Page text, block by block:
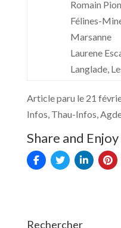
Romain
Félines-
Marsanne
Laurene
Langlade,
Article paru le 21
Infos, Thau-Infos,
Share and Enjoy
Rechercher